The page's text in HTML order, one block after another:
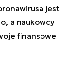
jest
a naukowcy
finansowe